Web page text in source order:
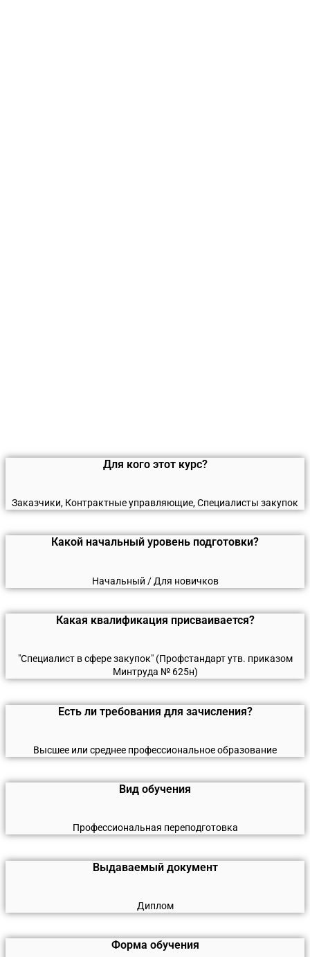
Для кого этот курс?
Заказчики, Контрактные управляющие, Специалисты закупок
Какой начальный уровень подготовки?
Начальный / Для новичков
Какая квалификация присваивается?
"Специалист в сфере закупок" (Профстандарт утв. приказом
Минтруда № 625н)
Есть ли требования для зачисления?
Высшее или среднее профессиональное образование
Вид обучения
Профессиональная переподготовка
Выдаваемый документ
Диплом
Форма обучения